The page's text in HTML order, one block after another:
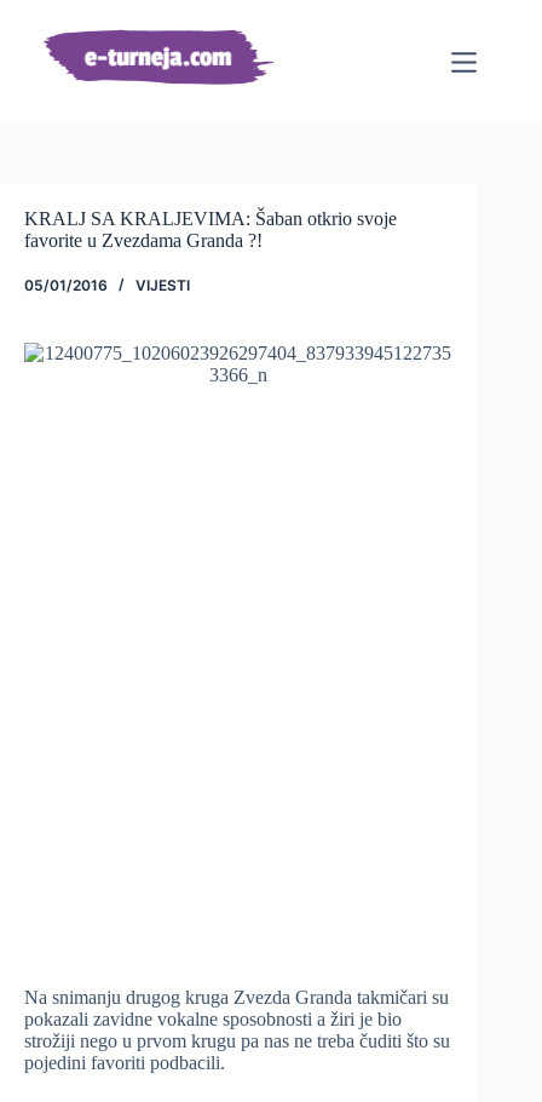
sadržaj
KRALJ SA KRALJEVIMA: Šaban otkrio svoje
favorite u Zvezdama Granda ?!
05/01/2016 VIJESTI
Na snimanju drugog kruga Zvezda Granda takmičari su
pokazali zavidne vokalne sposobnosti a žiri je bio
strožiji nego u prvom krugu pa nas ne treba čuditi što su
pojedini favoriti podbacili.